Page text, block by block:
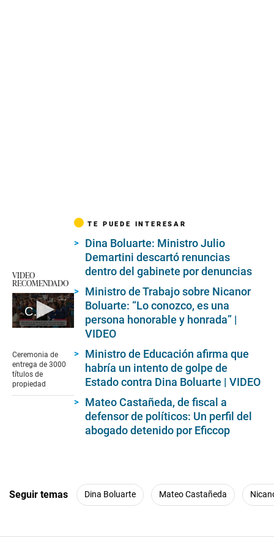
VIDEO
RECOMENDADO
Ceremonia de entrega de 3000 títulos de propiedad
of
5
minutes,
5
seconds
Ceremonia de
entrega de 3000
títulos de
propiedad
TE PUEDE INTERESAR
Dina Boluarte: Ministro Julio
Demartini descartó renuncias
dentro del gabinete por denuncias
Ministro de Trabajo sobre Nicanor
Boluarte: “Lo conozco, es una
persona honorable y honrada” |
VIDEO
Ministro de Educación afirma que
habría un intento de golpe de
Estado contra Dina Boluarte | VIDEO
Mateo Castañeda, de fiscal a
defensor de políticos: Un perfil del
abogado detenido por Eficcop
Seguir temas Dina Boluarte Mateo Castañeda